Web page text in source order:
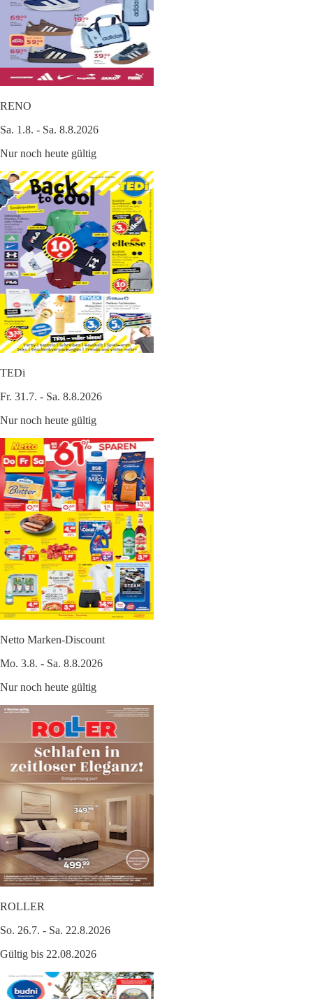
RENO
Sa. 1.8. - Sa. 8.8.2026
Nur noch heute gültig
TEDi
Fr. 31.7. - Sa. 8.8.2026
Nur noch heute gültig
Netto Marken-Discount
Mo. 3.8. - Sa. 8.8.2026
Nur noch heute gültig
ROLLER
So. 26.7. - Sa. 22.8.2026
Gültig bis 22.08.2026